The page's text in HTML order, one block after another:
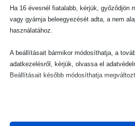
súlyt tesz ránk, kérjünk segítséget
szülés utáni tanácsadótól.
egyensúlyhoz.Keressünk olyan
hasonló helyzetben lévő
problémáinkat és örömeinket.
Ha 16 évesnél fiatalabb, kérjük, győződjön
vagy gyámja beleegyezését adta, a nem
használatához.
A beállításait bármikor módosíthatja, a
adatkezelésről, kérjük, olvassa el
Beállításait később módosíthatja